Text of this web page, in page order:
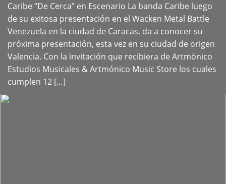
Caribe “De Cerca” en Escenario La banda Caribe luego
de su exitosa presentación en el Wacken Metal Battle
Venezuela en la ciudad de Caracas, da a conocer su
próxima presentación, esta vez en su ciudad de origen
Valencia. Con la invitación que recibiera de Artmónico
Estudios Musicales & Artmónico Music Store los cuales
cumplen 12 […]
+